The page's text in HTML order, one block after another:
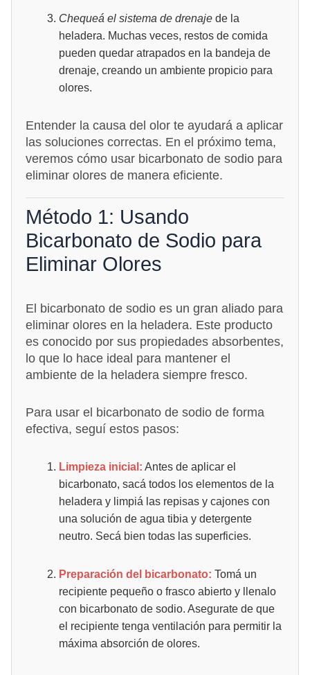
Chequeá el sistema de drenaje de la
heladera. Muchas veces, restos de comida
pueden quedar atrapados en la bandeja de
drenaje, creando un ambiente propicio para
olores.
Entender la causa del olor te ayudará a aplicar
las soluciones correctas. En el próximo tema,
veremos cómo usar bicarbonato de sodio para
eliminar olores de manera eficiente.
Método 1: Usando
Bicarbonato de Sodio para
Eliminar Olores
El bicarbonato de sodio es un gran aliado para
eliminar olores en la heladera. Este producto
es conocido por sus propiedades absorbentes,
lo que lo hace ideal para mantener el
ambiente de la heladera siempre fresco.
Para usar el bicarbonato de sodio de forma
efectiva, seguí estos pasos:
Limpieza inicial: Antes de aplicar el
bicarbonato, sacá todos los elementos de la
heladera y limpiá las repisas y cajones con
una solución de agua tibia y detergente
neutro. Secá bien todas las superficies.
Preparación del bicarbonato: Tomá un
recipiente pequeño o frasco abierto y llenalo
con bicarbonato de sodio. Asegurate de que
el recipiente tenga ventilación para permitir la
máxima absorción de olores.